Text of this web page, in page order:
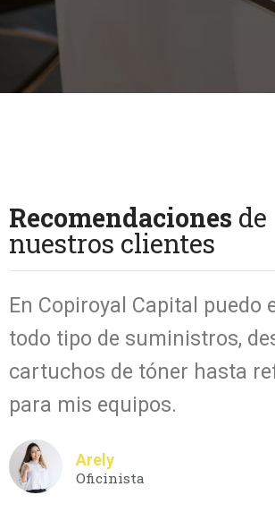
Recomendaciones de
nuestros clientes
En Copiroyal Capital puedo
todo tipo de suministros,
cartuchos de tóner hasta
para mis equipos.
Arely
Oficinista